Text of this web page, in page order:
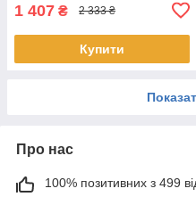
1 407 ₴ 2 333 ₴
Купити
Про нас
100% позитивних з 499